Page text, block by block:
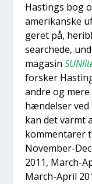
Hastings bog
ame­ri­kan­ske
ge­ret på,
sear­che­de,
maga­sin
for­sker
andre og
hæn­del­ser ved
kan det varmt
kom­men­ta­rer
Novem­ber-
2011, March-
March-April